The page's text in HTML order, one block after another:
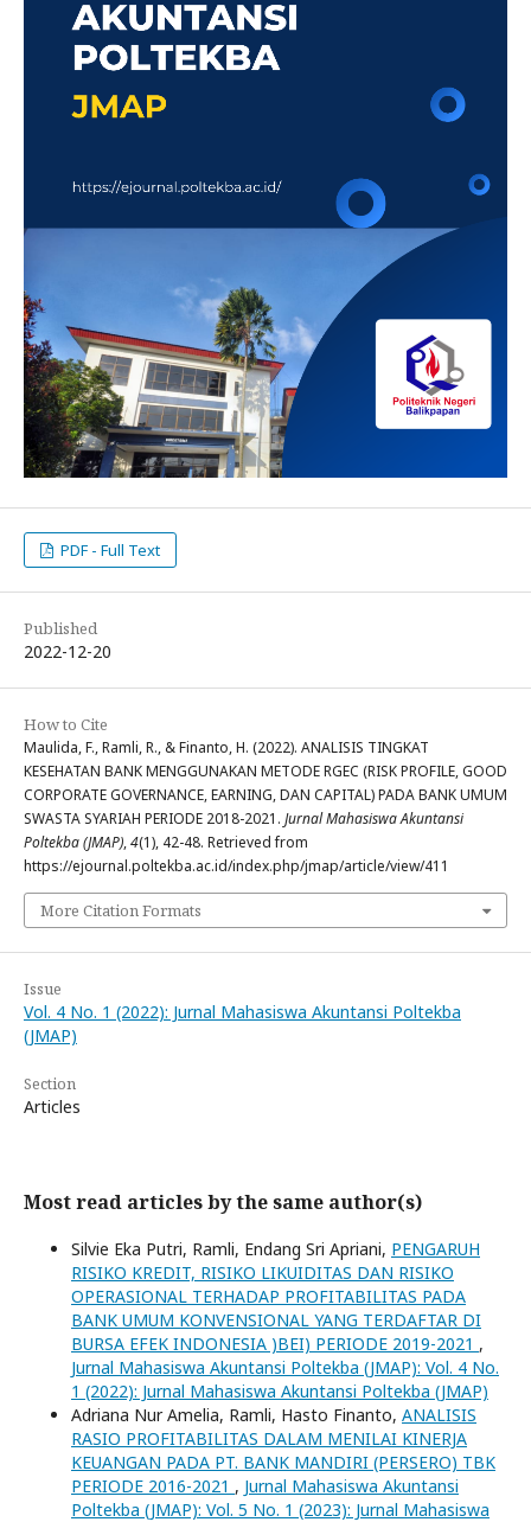
PDF - Full Text
Published
2022-12-20
How to Cite
Maulida, F., Ramli, R., & Finanto, H. (2022). ANALISIS TINGKAT
KESEHATAN BANK MENGGUNAKAN METODE RGEC (RISK PROFILE, GOOD
CORPORATE GOVERNANCE, EARNING, DAN CAPITAL) PADA BANK UMUM
SWASTA SYARIAH PERIODE 2018-2021. Jurnal Mahasiswa Akuntansi
Poltekba (JMAP),4(1), 42-48. Retrieved from
https://ejournal.poltekba.ac.id/index.php/jmap/article/view/411
More Citation Formats
Issue
Vol. 4 No. 1 (2022): Jurnal Mahasiswa Akuntansi Poltekba
(JMAP)
Section
Articles
Most read articles by the same author(s)
Silvie Eka Putri, Ramli, Endang Sri Apriani, PENGARUH
RISIKO KREDIT, RISIKO LIKUIDITAS DAN RISIKO
OPERASIONAL TERHADAP PROFITABILITAS PADA
BANK UMUM KONVENSIONAL YANG TERDAFTAR DI
BURSA EFEK INDONESIA )BEI) PERIODE 2019-2021 ,
Jurnal Mahasiswa Akuntansi Poltekba (JMAP): Vol. 4 No.
1 (2022): Jurnal Mahasiswa Akuntansi Poltekba (JMAP)
Adriana Nur Amelia, Ramli, Hasto Finanto, ANALISIS
RASIO PROFITABILITAS DALAM MENILAI KINERJA
KEUANGAN PADA PT. BANK MANDIRI (PERSERO) TBK
PERIODE 2016-2021 , Jurnal Mahasiswa Akuntansi
Poltekba (JMAP): Vol. 5 No. 1 (2023): Jurnal Mahasiswa